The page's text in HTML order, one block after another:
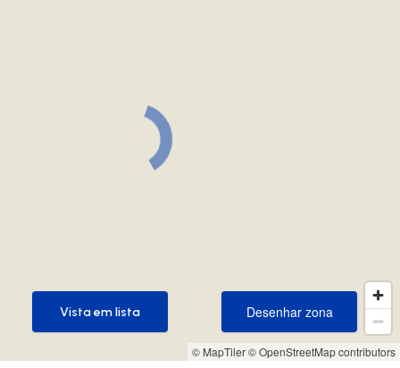
© MapTiler© OpenStreetMap contributors
Desenhar zona
Desenhar zona
Vista em lista
Vista em lista